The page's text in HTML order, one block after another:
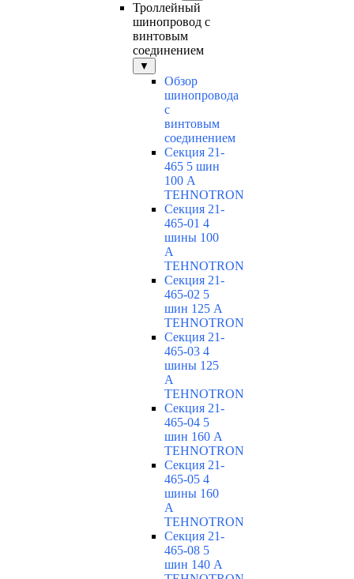
Троллейный
шинопровод с
винтовым
соединением
▼
Обзор
шинопровода
с
винтовым
соединением
Секция 21-
465 5 шин
100 А
TEHNOTRON
Секция 21-
465-01 4
шины 100
А
TEHNOTRON
Секция 21-
465-02 5
шин 125 А
TEHNOTRON
Секция 21-
465-03 4
шины 125
А
TEHNOTRON
Секция 21-
465-04 5
шин 160 А
TEHNOTRON
Секция 21-
465-05 4
шины 160
А
TEHNOTRON
Секция 21-
465-08 5
шин 140 А